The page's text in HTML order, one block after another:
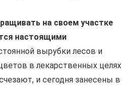
на своем участке
настоящими
вырубки лесов и
в лекарственных целях
и сегодня занесены в